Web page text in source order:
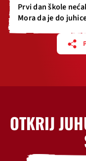
Prvi dan škole
Mora da je do
OTKRIJ